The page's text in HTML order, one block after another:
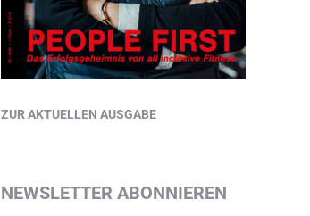
ZUR AKTUELLEN AUSGABE
NEWSLETTER ABONNIEREN